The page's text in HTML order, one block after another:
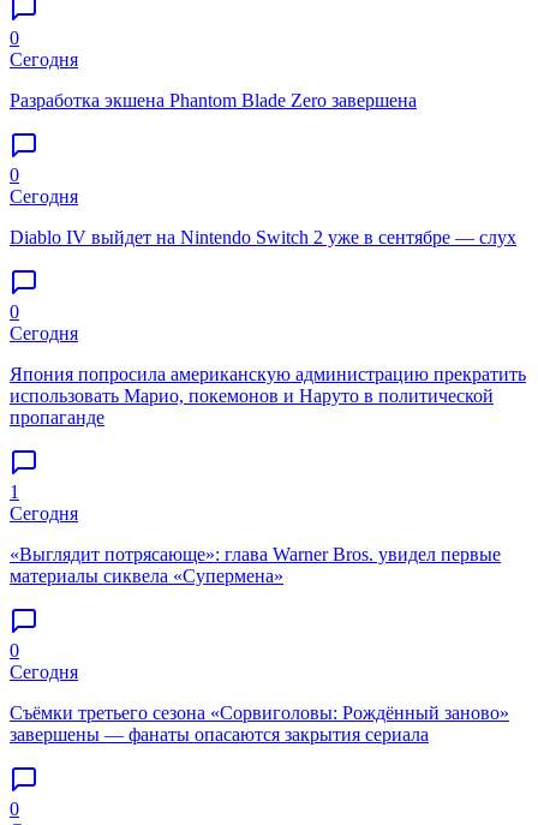
0
Сегодня
Разработка экшена Phantom Blade Zero завершена
0
Сегодня
Diablo IV выйдет на Nintendo Switch 2 уже в сентябре — слух
0
Сегодня
Япония попросила американскую администрацию прекратить
использовать Марио, покемонов и Наруто в политической
пропаганде
1
Сегодня
«Выглядит потрясающе»: глава Warner Bros. увидел первые
материалы сиквела «Супермена»
0
Сегодня
Съёмки третьего сезона «Сорвиголовы: Рождённый заново»
завершены — фанаты опасаются закрытия сериала
0